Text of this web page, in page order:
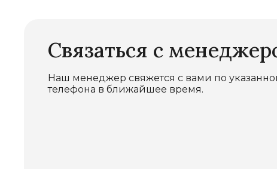
Связаться с
Наш менеджер свяжется с вами по
телефона в ближайшее время.